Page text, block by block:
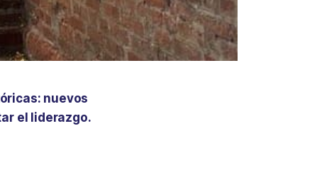
nuevos
el liderazgo.